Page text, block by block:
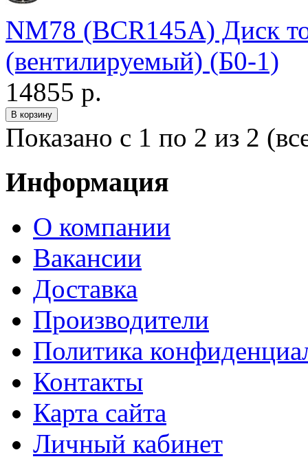
NM78 (BCR145A) Диск
(вентилируемый) (Б0-1)
14855 р.
Показано с 1 по 2 из 2
Информация
О компании
Вакансии
Доставка
Производители
Политика
Контакты
Карта сайта
Личный кабинет